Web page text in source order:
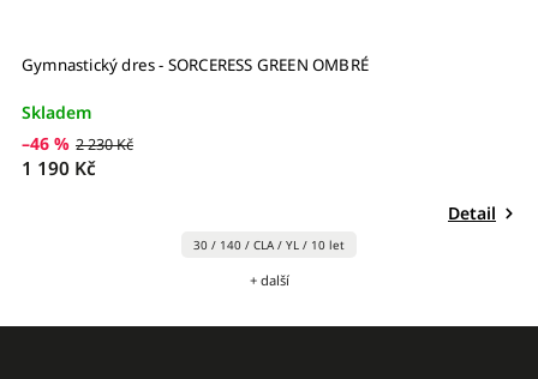
Gymnastický dres - SORCERESS GREEN OMBRÉ
Skladem
–46 % 2 230 Kč
1 190 Kč
Detail
30 / 140 / CLA / YL / 10 let
+ další